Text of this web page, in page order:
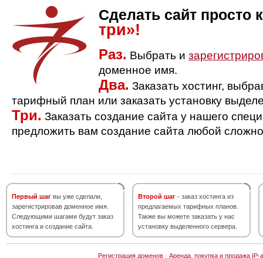
Сделать сайт просто
три»!
Раз. Выбрать и
доменное имя.
Два. Заказать хостинг,
тарифный план или заказать установку
Три. Заказать создание сайта у нашего
предложить вам создание сайта любой
Первый шаг вы уже сделали,
зарегистрировав доменное имя.
Следующими шагами будут заказ
хостинга и создание сайта.
Второй шаг - заказ хостинга из
предлагаемых тарифных планов.
Также вы можете заказать у нас
установку выделенного сервера.
Регистрация доменов· Аренда, покупка и продажа IP-